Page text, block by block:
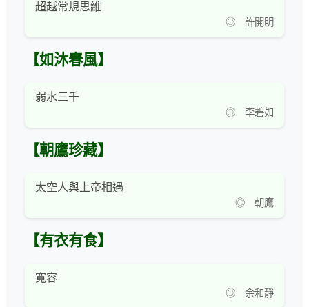
超越常規思維
◎ 許開明
【如沐春風】
弱水三千
◎ 李碧如
【朝鷹珍藏】
太空人與上帝相遇
◎ 朝鷹
【有衣有食】
寬容
◎ 余和靜